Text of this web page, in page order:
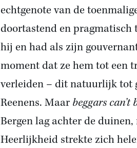
echtgenote van de
doortastend en pragmatisch
hij en had als zijn
moment dat ze hem tot een
verleiden – dit natuurlijk tot
Reenens. Maar beggars can’t
Bergen lag achter de
Heerlijkheid strekte zich